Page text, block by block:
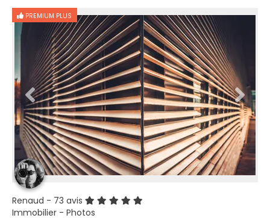
PREMIUM PLUS
Renaud - 73 avis
Immobilier - Photos